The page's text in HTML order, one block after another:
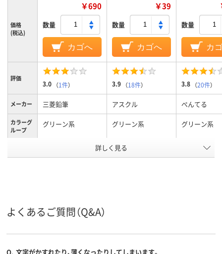
価格
(税込)
￥690
数量
カゴへ
￥39
数量
カゴへ
数量
カ
評価
3.0 （1件） 3.9 （18件） 3.8 （20件）
メーカー 三菱鉛筆 アスクル ぺんてる
カラーグ
ループ
グリーン系 グリーン系 グリーン系
中字丸芯中字 中字丸芯中字
インク充
中綿式 中綿式
詳しく見る
よくあるご質問（Q&A）
Q. 文字がかすれたり、薄くなったりしてしまいます。